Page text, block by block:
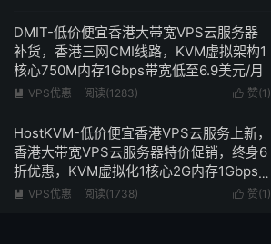
DMIT-低价便宜香港大带宽VPS云服务器
补货，香港三网CMI线路，KVM虚拟架构1
核心750M内存1Gbps带宽低至6.9美元/月
 赞(1 )
 VPS优惠 阅读(1283)
HostKVM-低价便宜香港VPS云服务上新，
香港大带宽VPS云服务器特价促销，终身6
折优惠，KVM虚拟化1核心2G内存1Gbps
带宽低至5.1美元/月
 赞(1 )
 VPS优惠 阅读(1738)